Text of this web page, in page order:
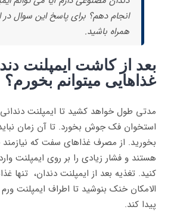
انجام دهم؟ برای پاسخ این سوال در
همراه باشید.
بعد از کاشت ایمپلنت
غذاهایی میتوانم بخورم؟
مدتی طول خواهد کشید تا ایمپلنت
استخوان فک جوش بخورد. تا آن زمان
بخورید. از مصرف غذاهای سفت که
هستند و فشار زیادی را بر روی ایمپلنت
کنید. تغذیه بعد از ایمپلنت دندان، تنها
الامکان خنک بنوشید تا اطراف ایمپلنت ورم
پیدا کند.